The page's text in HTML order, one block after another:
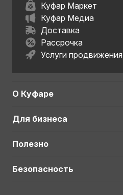
Куфар Маркет
Куфар Медиа
Доставка
Рассрочка
Услуги продвижения
О Куфаре
Для бизнеса
Полезно
Безопасность